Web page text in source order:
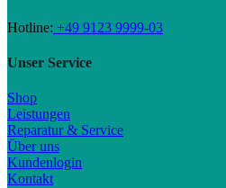
Hotline: +49 9123 9999-03
Unser Service
Shop
Leistungen
Reparatur & Service
Über uns
Kundenlogin
Kontakt